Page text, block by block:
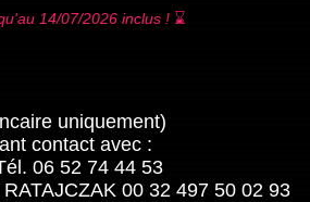
14/07/2026 inclus ! ⌛
uniquement)
contact avec :
06 52 74 44 53
00 32 497 50 02 93